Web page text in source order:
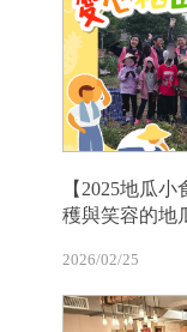
【2025地瓜
穫與笑容的地
2026/02/25